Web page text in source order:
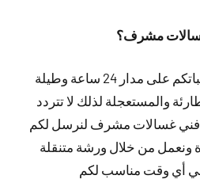
مشرف؟
نتمتع بنظام مرن لتلبية طلباتكم على مدار 24 ساعة وطيلة
والمستعجلة لذلك لا تتردد
فني غسالات مشرف لنرسل لكم
من خلال ورشة متنقلة
أي وقت مناسب لكم